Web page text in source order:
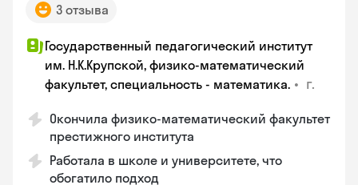
3 отзыва
Государственный педагогический институт
им. Н.К.Крупской, физико-математический
факультет, специальность - математика. • г.
Окончила физико-математический факультет
престижного института
Работала в школе и университете, что
обогатило подход